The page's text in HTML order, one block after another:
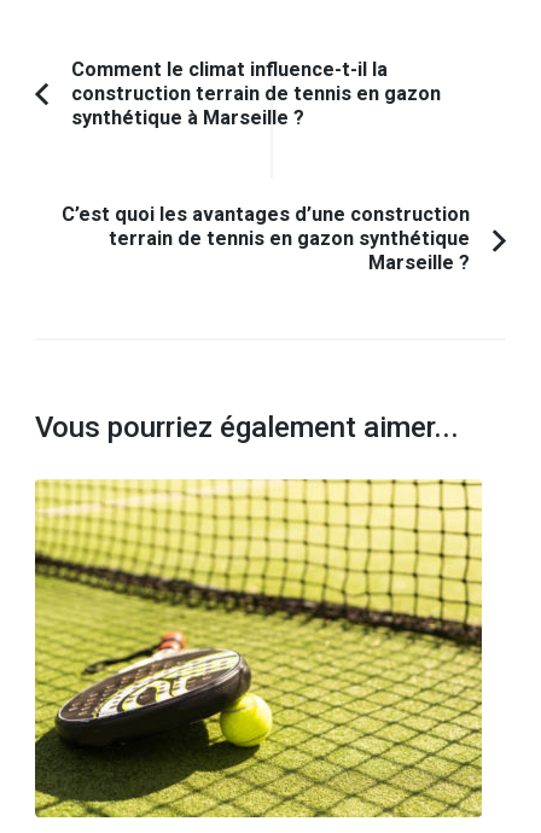
Navigation
d'article
Article
Comment le climat influence-t-il la
construction terrain de tennis en gazon
synthétique à Marseille ?
C’est quoi les avantages d’une construction
terrain de tennis en gazon synthétique
Marseille ?
Vous pourriez également aimer...